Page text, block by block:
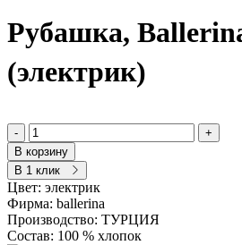
Рубашка,
(электрик)
-
+
В корзину
В 1 клик
Цвет: электрик
Фирма: ballerina
Производство: ТУРЦИЯ
Состав: 100 % хлопок